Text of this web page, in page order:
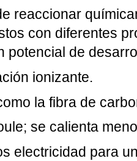
reaccionar
con diferentes
potencial de
ionizante.
la fibra de
se calienta
electricidad para